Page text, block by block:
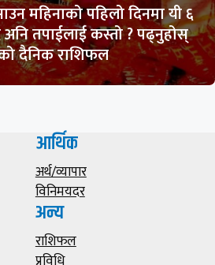
महिनाको पहिलो दिनमा यी ६
तपाईलाई कस्तो ? पढ्नुहोस्
दैनिक राशिफल
आर्थिक
अर्थ/व्यापार
विनिमयदर
अन्य
राशिफल